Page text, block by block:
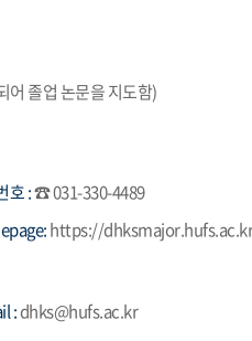
어 졸업 논문을 지도함)
호 :☎ 031-330-4489
https://
:dhks@hufs.ac.kr